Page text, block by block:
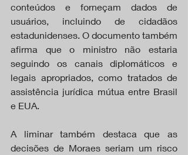
conteúdos e forneçam dados de
usuários, incluindo de cidadãos
estadunidenses. O documento também
afirma que o ministro não estaria
seguindo os canais diplomáticos e
legais apropriados, como tratados de
assistência jurídica mútua entre Brasil
e EUA.
A liminar também destaca que as
decisões de Moraes seriam um risco